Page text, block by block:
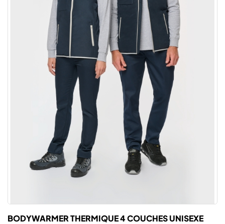
BODYWARMER THERMIQUE 4 COUCHES UNISEXE